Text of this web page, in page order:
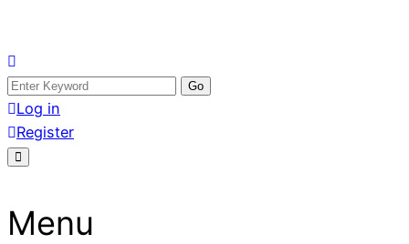
Skip
to
content
อสังหาโพสต์ รีวิวเยอะ รับจ้างโพสต์ขายบ้าน รับจ้างโพสต์อสัง
หา แตกต่างอย่างตั้งใจ รับรองผล อันดับ1 การโพสต์ขายอสังหา
กับทีมงานบริษัท บ้าน ที่ดิน คอนโด ติดGoogleหน้าแรกได้จริงๆ
ใน 7 วัน
รับจ้างโพสอสังหา ขายบ้าน อสังหาโพสต์ เชื่อถือได้จริง รับ
โพสต์ ที่ดิน กับทีมงานบริษัท ถูกและดีที่สุด ไม่มีค่านายหน้า
ขายได้จริงๆ ช่วยสร้างโอกาสในการขายได้มากกว่า ที่เดียว ที่
กล้าการันตีผลงาน ประสบการณ์กว่า20ปี ทีมงานมืออาชีพ ช่วย
คุณขายบ้านมานาน ตัวจริง
Search
for:Log in
Register
Menu